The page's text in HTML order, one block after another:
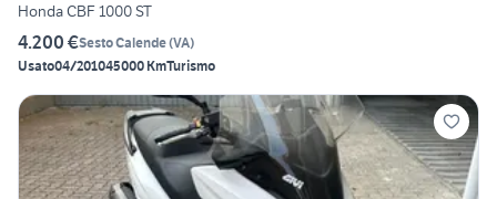
Honda CBF 1000 ST
4.200 €Sesto Calende(VA)
Usato04/201045000 KmTurismo